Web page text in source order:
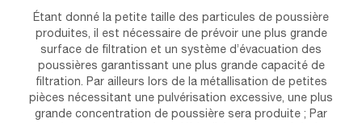
Étant donné la petite taille des particules de poussière
produites, il est nécessaire de prévoir une plus grande
surface de filtration et un système d’évacuation des
poussières garantissant une plus grande capacité de
filtration. Par ailleurs lors de la métallisation de petites
pièces nécessitant une pulvérisation excessive, une plus
grande concentration de poussière sera produite ; Par